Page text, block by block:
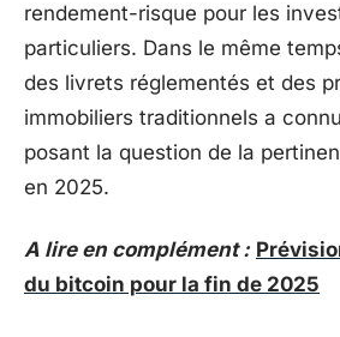
rendement-risque pour les
particuliers. Dans le même
des livrets réglementés et des
immobiliers traditionnels a
posant la question de la
en 2025.
A lire en complément :
du bitcoin pour la fin de 2025